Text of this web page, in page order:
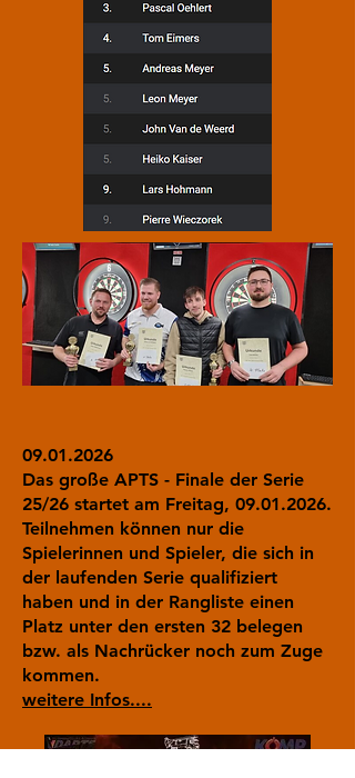
09.01.2026
Das große APTS - Finale der Serie
25/26 startet am Freitag, 09.01.2026.
Teilnehmen können nur die
Spielerinnen und Spieler, die sich in
der laufenden Serie qualifiziert
haben und in der Rangliste einen
Platz unter den ersten 32 belegen
bzw. als Nachrücker noch zum Zuge
kommen.
weitere Infos....